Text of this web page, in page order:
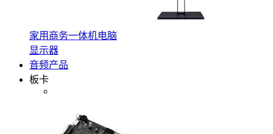
家用商务一体机电脑
显示器
音频产品
板卡